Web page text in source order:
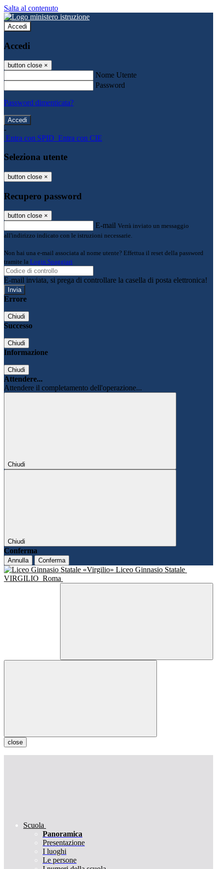
Salta al contenuto
Accedi
Accedi
button close ×
Nome Utente
Password
Password dimenticata?
-
Entra con SPID Entra con CIE
Seleziona utente
button close ×
Recupero password
button close ×
E-mail Verrà inviato un messaggio
all'indirizzo indicato con le istruzioni necessarie.
Non hai una e-mail associata al nome utente? Effettua il reset della password
tramite la Login Spaggiari
E-mail inviata, si prega di controllare la casella di posta elettronica!
Errore
Chiudi
Successo
Chiudi
Informazione
Chiudi
Attendere...
Attendere il completamento dell'operazione...
Chiudi
Chiudi
Conferma
Annulla Conferma
Liceo Ginnasio Statale
VIRGILIO Roma
close
Scuola
Panoramica
Presentazione
I luoghi
Le persone